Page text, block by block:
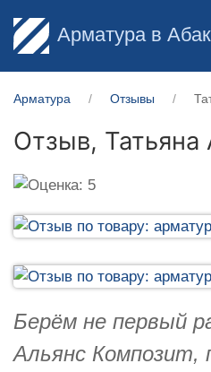
Арматура в
Арматура Отзывы
Отзыв, Татьяна
Берём не первый
Альянс Композит,